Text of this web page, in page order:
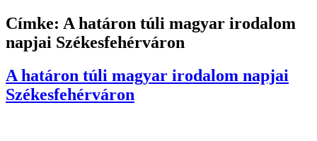
Címke: A határon túli magyar irodalom
napjai Székesfehérváron
A határon túli magyar irodalom napjai
Székesfehérváron